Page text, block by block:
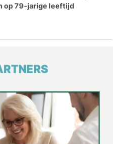
op 79-jarige leeftijd